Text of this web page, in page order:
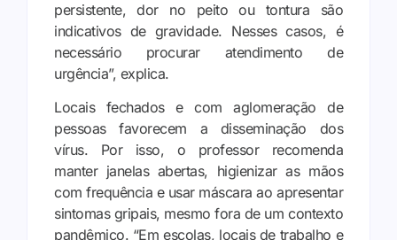
persistente, dor no peito ou tontura são
indicativos de gravidade. Nesses casos, é
necessário procurar atendimento de
urgência”, explica.
Locais fechados e com aglomeração de
pessoas favorecem a disseminação dos
vírus. Por isso, o professor recomenda
manter janelas abertas, higienizar as mãos
com frequência e usar máscara ao apresentar
sintomas gripais, mesmo fora de um contexto
pandêmico. “Em escolas, locais de trabalho e